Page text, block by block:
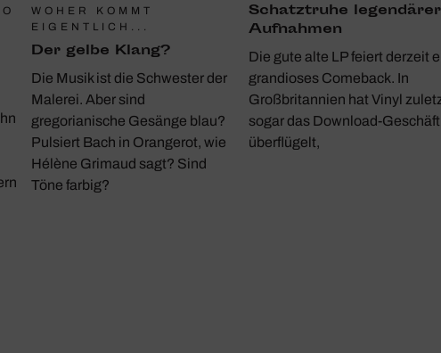
WOHER KOMMT
EIGENTLICH...
Der gelbe Klang?
Die Musik ist die Schwester der
Malerei. Aber sind
gregorianische Gesänge blau?
Pulsiert Bach in Orangerot, wie
Hélène Grimaud sagt? Sind
Töne farbig?
Schatz­truhe legen­därer
Aufnahmen
Die gute alte LP feiert derzeit
grandioses Comeback. In
Großbritannien hat Vinyl
sogar das Download-Geschäft
überflügelt,